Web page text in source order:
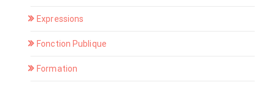
Expressions
Fonction Publique
Formation